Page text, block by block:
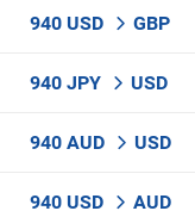
940 USD GBP
940 JPY USD
940 AUD USD
940 USD AUD